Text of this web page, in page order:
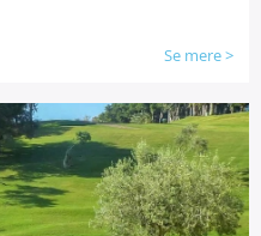
Se mere>